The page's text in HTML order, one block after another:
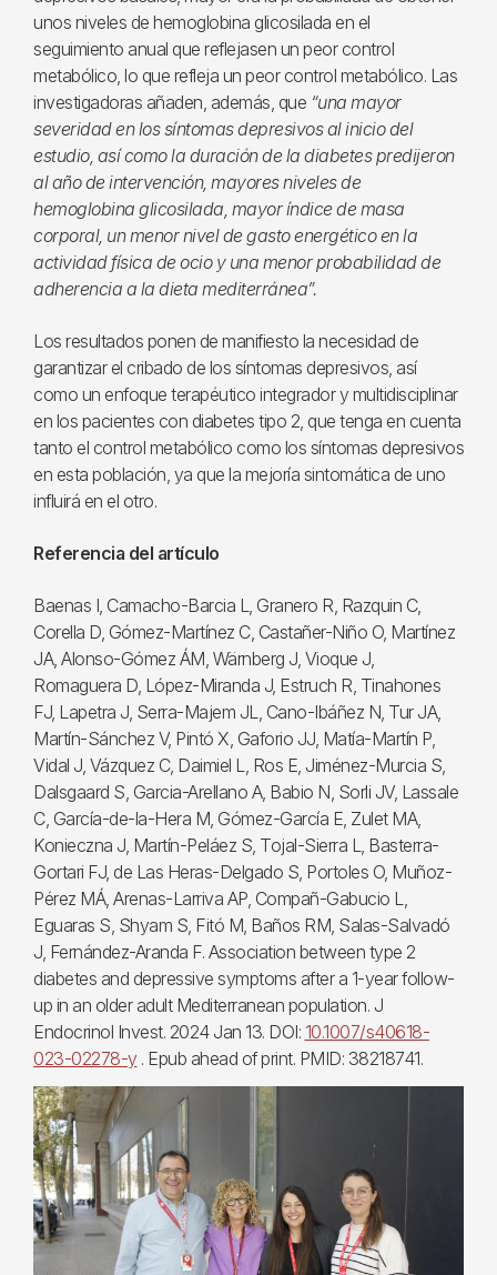
unos niveles de hemoglobina glicosilada en el
seguimiento anual que reflejasen un peor control
metabólico, lo que refleja un peor control metabólico. Las
investigadoras añaden, además, que “una mayor
severidad en los síntomas depresivos al inicio del
estudio, así como la duración de la diabetes predijeron
al año de intervención, mayores niveles de
hemoglobina glicosilada, mayor índice de masa
corporal, un menor nivel de gasto energético en la
actividad física de ocio y una menor probabilidad de
adherencia a la dieta mediterránea”.
Los resultados ponen de manifiesto la necesidad de
garantizar el cribado de los síntomas depresivos, así
como un enfoque terapéutico integrador y multidisciplinar
en los pacientes con diabetes tipo 2, que tenga en cuenta
tanto el control metabólico como los síntomas depresivos
en esta población, ya que la mejoría sintomática de uno
influirá en el otro.
Referencia del artículo
Baenas I, Camacho-Barcia L, Granero R, Razquin C,
Corella D, Gómez-Martínez C, Castañer-Niño O, Martínez
JA, Alonso-Gómez ÁM, Wärnberg J, Vioque J,
Romaguera D, López-Miranda J, Estruch R, Tinahones
FJ, Lapetra J, Serra-Majem JL, Cano-Ibáñez N, Tur JA,
Martín-Sánchez V, Pintó X, Gaforio JJ, Matía-Martín P,
Vidal J, Vázquez C, Daimiel L, Ros E, Jiménez-Murcia S,
Dalsgaard S, Garcia-Arellano A, Babio N, Sorli JV, Lassale
C, García-de-la-Hera M, Gómez-García E, Zulet MA,
Konieczna J, Martín-Peláez S, Tojal-Sierra L, Basterra-
Gortari FJ, de Las Heras-Delgado S, Portoles O, Muñoz-
Pérez MÁ, Arenas-Larriva AP, Compañ-Gabucio L,
Eguaras S, Shyam S, Fitó M, Baños RM, Salas-Salvadó
J, Fernández-Aranda F. Association between type 2
diabetes and depressive symptoms after a 1-year follow-
up in an older adult Mediterranean population. J
Endocrinol Invest. 2024 Jan 13. DOI: 10.1007/s40618-
023-02278-y . Epub ahead of print. PMID: 38218741.